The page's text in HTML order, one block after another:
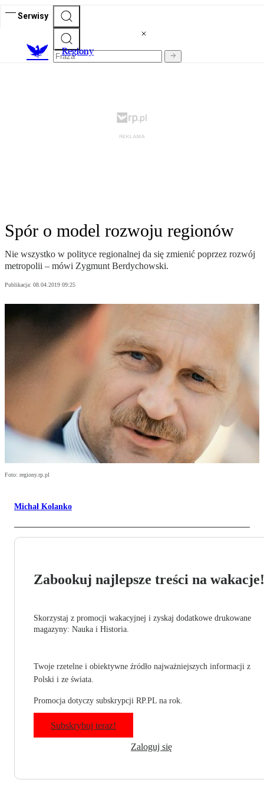
Serwisy
Regiony
Spór o model rozwoju regionów
Nie wszystko w polityce regionalnej da się zmienić poprzez rozwój
metropolii – mówi Zygmunt Berdychowski.
Publikacja: 08.04.2019 09:25
Foto: regiony.rp.pl
Michał Kolanko
Zabookuj najlepsze treści na wakacje!
Skorzystaj z promocji wakacyjnej i zyskaj dodatkowe drukowane
magazyny: Nauka i Historia.
Twoje rzetelne i obiektywne źródło najważniejszych informacji z
Polski i ze świata.
Promocja dotyczy subskrypcji RP.PL na rok.
Subskrybuj teraz!
Zaloguj się